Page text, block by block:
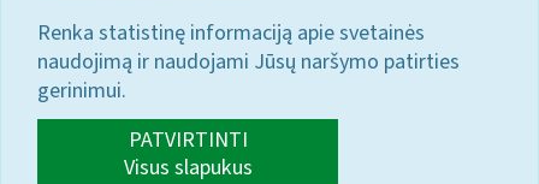
Renka statistinę informaciją apie svetainės
naudojimą ir naudojami Jūsų naršymo patirties
gerinimui.
PATVIRTINTI
Visus slapukus